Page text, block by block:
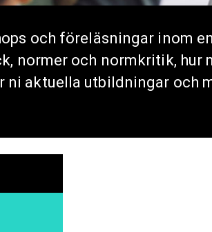
och föreläsningar inom
normer och normkritik, hur
ni aktuella utbildningar och